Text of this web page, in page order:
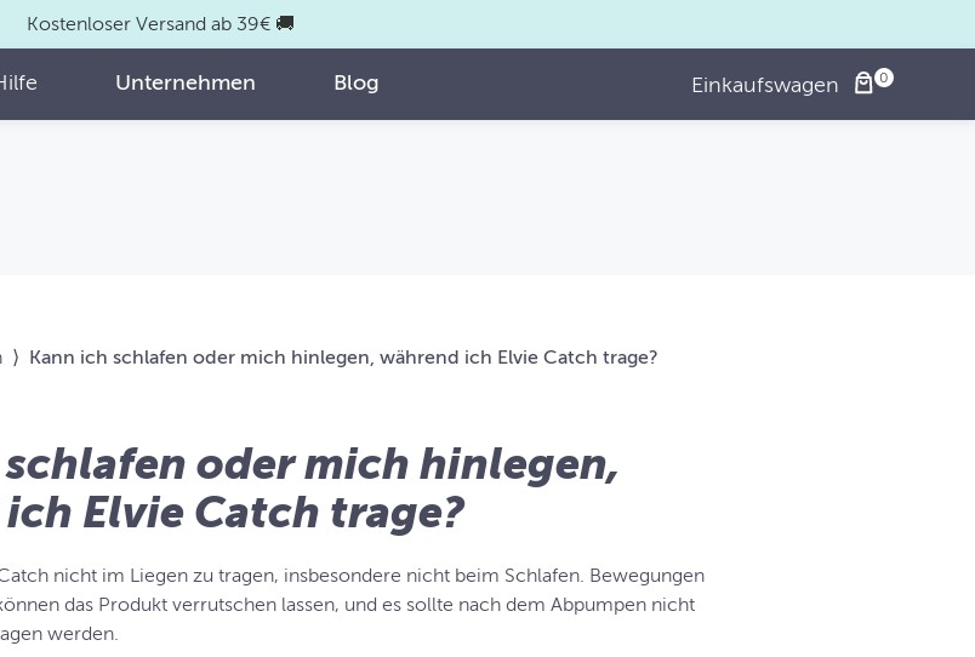
Kostenloser Versand ab 39€ 🚚
Unternehmen Blog Einkaufswagen
⟩ Kann ich schlafen oder mich hinlegen, während ich Elvie Catch trage?
oder mich hinlegen,
Elvie Catch trage?
nicht im Liegen zu tragen, insbesondere nicht beim Schlafen. Bewegungen
das Produkt verrutschen lassen, und es sollte nach dem Abpumpen nicht
werden.